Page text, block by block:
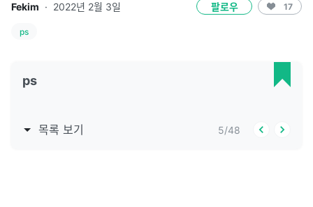
Fekim · 2022년 2월 3일 팔로우 17
ps
ps
목록 보기 5/48